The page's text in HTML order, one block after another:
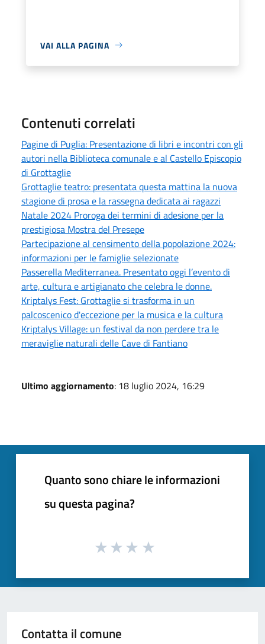
VAI ALLA PAGINA
Contenuti correlati
Pagine di Puglia: Presentazione di libri e incontri con gli
autori nella Biblioteca comunale e al Castello Episcopio
di Grottaglie
Grottaglie teatro: presentata questa mattina la nuova
stagione di prosa e la rassegna dedicata ai ragazzi
Natale 2024 Proroga dei termini di adesione per la
prestigiosa Mostra del Presepe
Partecipazione al censimento della popolazione 2024:
informazioni per le famiglie selezionate
Passerella Mediterranea. Presentato oggi l’evento di
arte, cultura e artigianato che celebra le donne.
Kriptalys Fest: Grottaglie si trasforma in un
palcoscenico d'eccezione per la musica e la cultura
Kriptalys Village: un festival da non perdere tra le
meraviglie naturali delle Cave di Fantiano
Ultimo aggiornamento: 18 luglio 2024, 16:29
Quanto sono chiare le informazioni
su questa pagina?
Contatta il comune